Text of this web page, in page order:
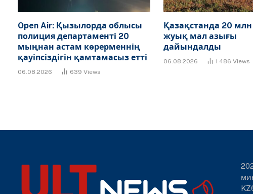
Open Air: Қызылорда облысы
полиция департаменті 20
мыңнан астам көрерменнің
қауіпсіздігін қамтамасыз етті
06.08.2026 639 Views
Қазақстанда 20 млн
жуық мал азығы
дайындалды
06.08.2026 1 486 Views